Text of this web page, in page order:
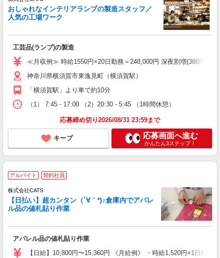
おしゃれなインテリアランプの製造スタッフ／
人気の工場ワーク
工芸品(ランプ)の製造
≪月収例≫ 時給1550円×20日勤務＝248,000円 深夜割増(388円
神奈川県横須賀市東逸見町（横須賀駅）
「横須賀駅」より車で約10分
（1） 7:45 - 17:00 （2）20:30 - 5:45 （1時間休憩）
応募締め切り2026/08/31 23:59まで
キープ 応募画面へ進む
かんたん3ステップ！
アルバイト 契約社員
株式会社CATS
【日払い】超カンタン（´∀｀*)♪倉庫内でアパレ
ル品の値札貼り作業
アパレル品の値札貼り作業
【日給】10,800円〜15,360円 《月給例》 ・時給1,520円×1日8h×